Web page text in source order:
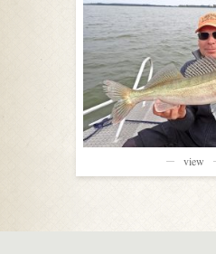
view